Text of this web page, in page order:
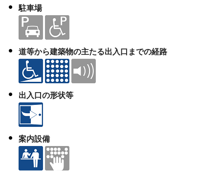
駐車場
道等から建築物の主たる出入口までの経路
出入口の形状等
案内設備